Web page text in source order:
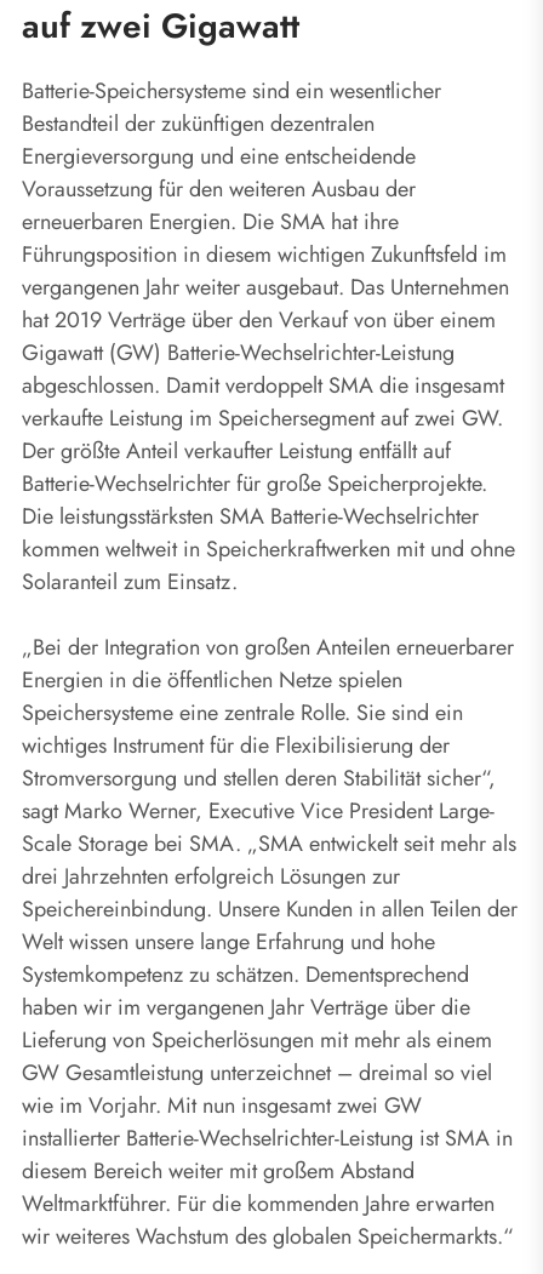
auf zwei Gigawatt
Batterie-Speichersysteme sind ein wesentlicher
Bestandteil der zukünftigen dezentralen
Energieversorgung und eine entscheidende
Voraussetzung für den weiteren Ausbau der
erneuerbaren Energien. Die SMA hat ihre
Führungsposition in diesem wichtigen Zukunftsfeld im
vergangenen Jahr weiter ausgebaut. Das Unternehmen
hat 2019 Verträge über den Verkauf von über einem
Gigawatt (GW) Batterie-Wechselrichter-Leistung
abgeschlossen. Damit verdoppelt SMA die insgesamt
verkaufte Leistung im Speichersegment auf zwei GW.
Der größte Anteil verkaufter Leistung entfällt auf
Batterie-Wechselrichter für große Speicherprojekte.
Die leistungsstärksten SMA Batterie-Wechselrichter
kommen weltweit in Speicherkraftwerken mit und ohne
Solaranteil zum Einsatz.
„Bei der Integration von großen Anteilen erneuerbarer
Energien in die öffentlichen Netze spielen
Speichersysteme eine zentrale Rolle. Sie sind ein
wichtiges Instrument für die Flexibilisierung der
Stromversorgung und stellen deren Stabilität sicher“,
sagt Marko Werner, Executive Vice President Large-
Scale Storage bei SMA. „SMA entwickelt seit mehr als
drei Jahrzehnten erfolgreich Lösungen zur
Speichereinbindung. Unsere Kunden in allen Teilen der
Welt wissen unsere lange Erfahrung und hohe
Systemkompetenz zu schätzen. Dementsprechend
haben wir im vergangenen Jahr Verträge über die
Lieferung von Speicherlösungen mit mehr als einem
GW Gesamtleistung unterzeichnet – dreimal so viel
wie im Vorjahr. Mit nun insgesamt zwei GW
installierter Batterie-Wechselrichter-Leistung ist SMA in
diesem Bereich weiter mit großem Abstand
Weltmarktführer. Für die kommenden Jahre erwarten
wir weiteres Wachstum des globalen Speichermarkts.“